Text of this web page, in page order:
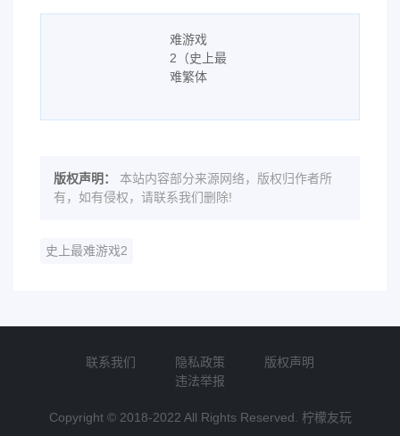
版权声明：
本站内容部分来源网络，版权归作者所
有，如有侵权，请联系我们删除!
史上最难游戏2
联系我们 隐私政策
版权声明
违法举报
Copyright © 2018-2022 All Rights Reserved. 柠檬友玩